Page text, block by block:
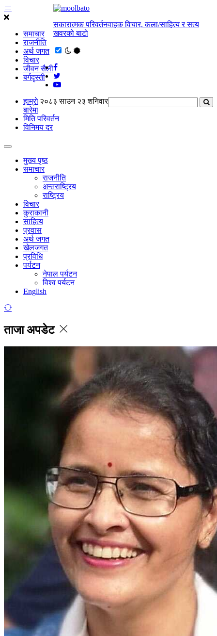
समाचार
राजनीति
अर्थ जगत
विचार
जीवन सैली
बर्गदृस्ती
सकारात्मक परिवर्तनवाहक विचार, कला/साहित्य र सत्य
खवरको बाटाे
२०८३ साउन २३ शनिवार
हाम्राे
बारेमा
मिति परिवर्तन
विनिमय दर
मुख्य पृष्ठ
समाचार
राजनीति
अन्तराष्ट्रिय
राष्ट्रिय
विचार
कुराकानी
साहित्य
प्रवास
अर्थ जगत
खेलजगत
प्रविधि
पर्यटन
नेपाल पर्यटन
विश्व पर्यटन
English
ताजा अपडेट